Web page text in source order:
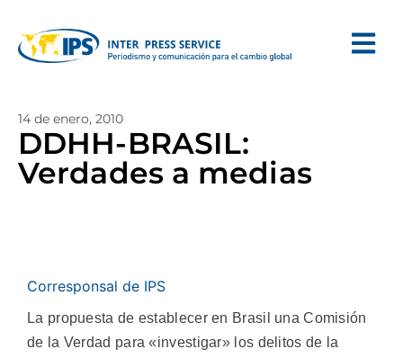
14 de enero, 2010
DDHH-BRASIL:
Verdades a medias
Corresponsal de IPS
La propuesta de establecer en Brasil una Comisión
de la Verdad para «investigar» los delitos de la